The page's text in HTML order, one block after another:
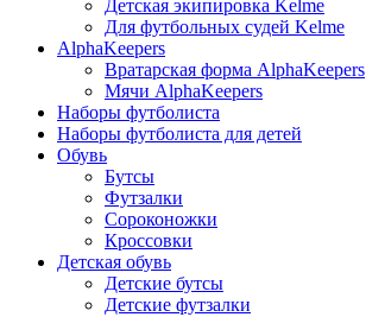
Детская экипировка Kelme
Для футбольных судей Kelme
AlphaKeepers
Вратарская форма AlphaKeepers
Мячи AlphaKeepers
Наборы футболиста
Наборы футболиста для детей
Обувь
Бутсы
Футзалки
Сороконожки
Кроссовки
Детская обувь
Детские бутсы
Детские футзалки